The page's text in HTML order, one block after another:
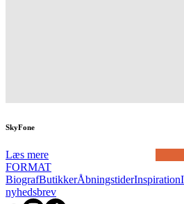
SkyFone
Læs mere
FORMAT
BiografButikkerÅbningstiderInspiration
nyhedsbrev